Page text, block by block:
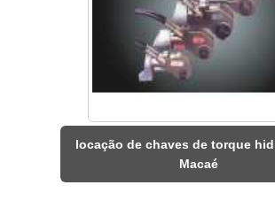
locação de chaves de torque
Macaé